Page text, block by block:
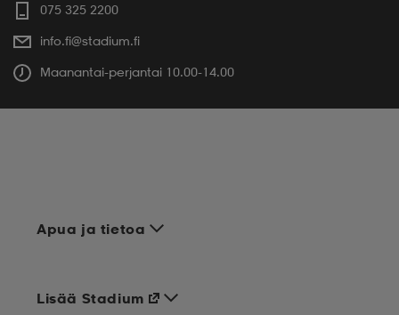
075 325 2200
info.fi@stadium.fi
Maanantai-perjantai 10.00-14.00
Apua ja tietoa
Lisää Stadium